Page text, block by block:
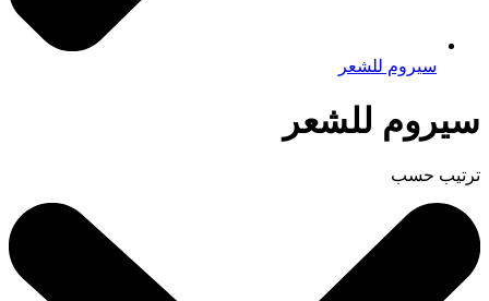
سيروم للشعر
سيروم للشعر
ترتيب حسب